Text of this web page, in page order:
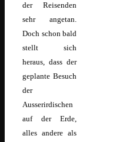
der Reisenden
sehr angetan.
Doch schon bald
stellt sich
heraus, dass der
geplante Besuch
der
Ausserirdischen
auf der Erde,
alles andere als